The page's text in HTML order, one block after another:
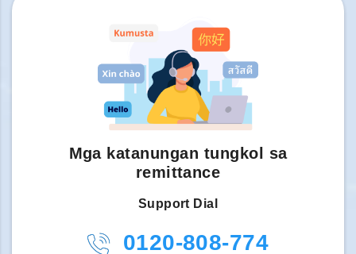
Mga katanungan tungkol sa
remittance
Support Dial
0120-808-774